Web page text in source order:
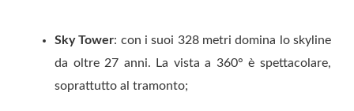
Sky Tower: con i suoi 328 metri domina lo skyline
da oltre 27 anni. La vista a 360° è spettacolare,
soprattutto al tramonto;